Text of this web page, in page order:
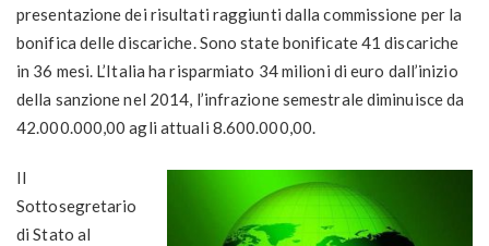
presentazione dei risultati raggiunti dalla commissione per la
bonifica delle discariche. Sono state bonificate 41 discariche
in 36 mesi. L’Italia ha risparmiato 34 milioni di euro dall’inizio
della sanzione nel 2014, l’infrazione semestrale diminuisce da
42.000.000,00 agli attuali 8.600.000,00.
Il
Sottosegretario
di Stato al